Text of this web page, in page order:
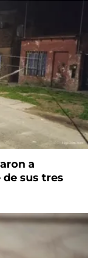
a
sus tres